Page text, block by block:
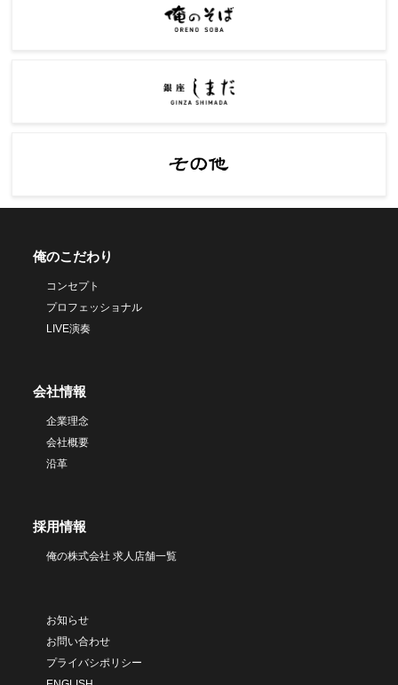
俺のこだわり
コンセプト
プロフェッショナル
LIVE演奏
会社情報
企業理念
会社概要
沿革
採用情報
俺の株式会社 求人店舗一覧
お知らせ
お問い合わせ
プライバシポリシー